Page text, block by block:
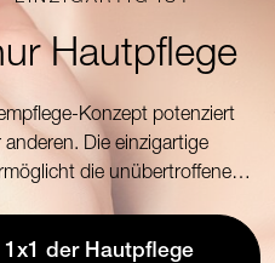
Hautpflege
Konzept potenziert
Die einzigartige
die unübertroffene
Erfahre mehr,
der Hautpflege